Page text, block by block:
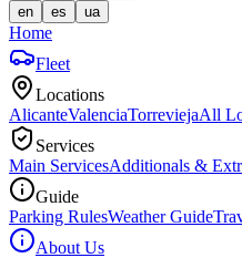
en
es ua
Home
Fleet
Locations
AlicanteValenciaTorreviejaAll
Services
Main ServicesAdditionals &
Guide
Parking RulesWeather Guide
About Us